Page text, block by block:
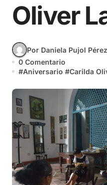
Oliver
Por Daniela Pujol Pérez
0 Comentario
#Aniversario #Carilda